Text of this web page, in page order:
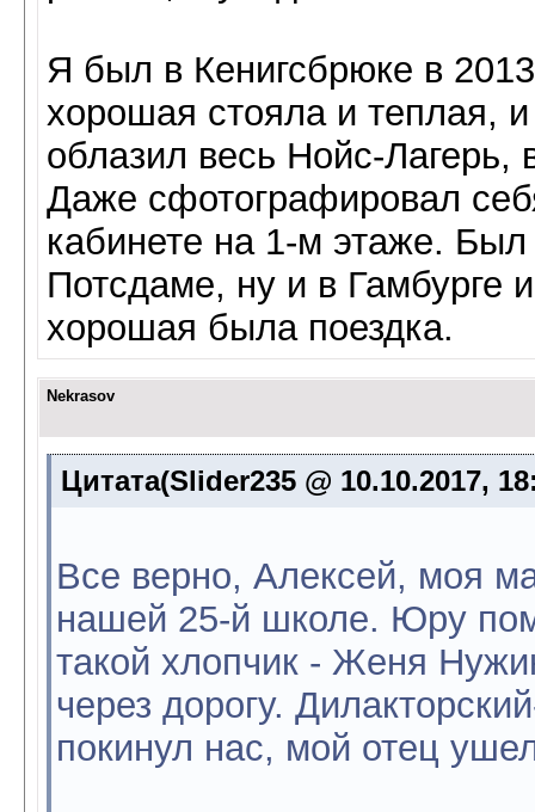
Я был в Кенигсбрюке в
хорошая стояла и теплая,
облазил весь Нойс-Лагерь,
Даже сфотографировал
кабинете на 1-м этаже.
Потсдаме, ну и в Гамбурге
хорошая была поездка.
Nekrasov
Цитата(Slider235 @ 10.10.2017,
Все верно, Алексей, моя
нашей 25-й школе. Юру
такой хлопчик - Женя
через дорогу.
покинул нас, мой отец